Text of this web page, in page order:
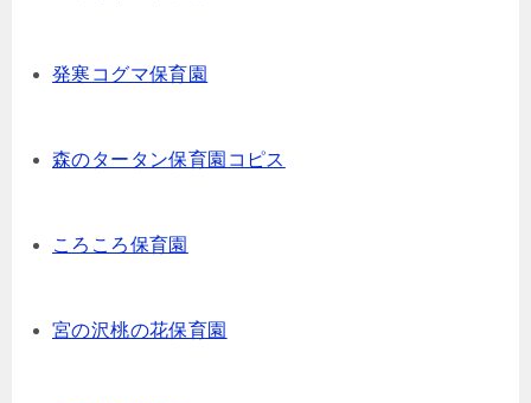
発寒コグマ保育園
森のタータン保育園コピス
ころころ保育園
宮の沢桃の花保育園